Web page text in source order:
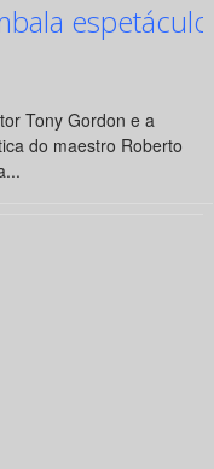
Tony Gordon e a
do maestro Roberto